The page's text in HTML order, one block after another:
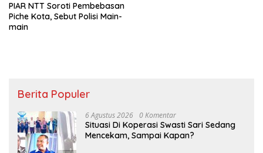
PIAR NTT Soroti Pembebasan
Piche Kota, Sebut Polisi Main-
main
Berita Populer
6 Agustus 2026 0 Komentar
Situasi Di Koperasi Swasti Sari Sedang
Mencekam, Sampai Kapan?